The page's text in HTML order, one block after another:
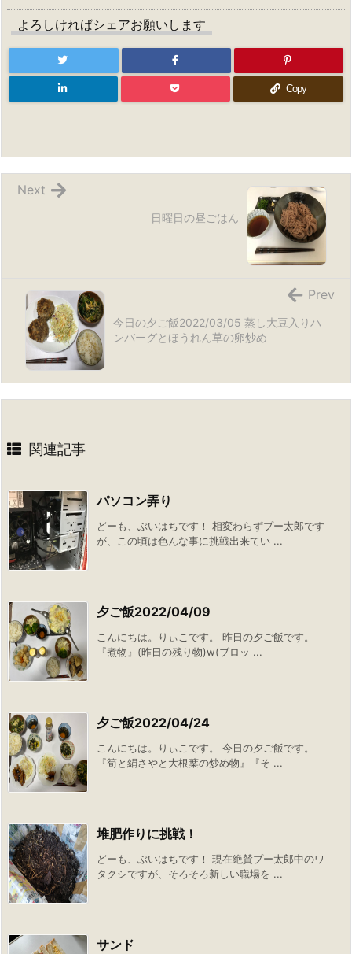
よろしければシェアお願いします
Copy
日曜日の昼ごはん
Next
今日の夕ご飯2022/03/05 蒸し大豆入りハ
ンバーグとほうれん草の卵炒め
Prev
関連記事
パソコン弄り
どーも、ぶいはちです！ 相変わらずプー太郎です
が、この頃は色んな事に挑戦出来てい ...
夕ご飯2022/04/09
こんにちは。りぃこです。 昨日の夕ご飯です。
『煮物』(昨日の残り物)w(ブロッ ...
夕ご飯2022/04/24
こんにちは。りぃこです。 今日の夕ご飯です。
『筍と絹さやと大根葉の炒め物』『そ ...
堆肥作りに挑戦！
どーも、ぶいはちです！ 現在絶賛プー太郎中のワ
タクシですが、そろそろ新しい職場を ...
サンド